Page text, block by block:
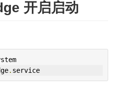
开启启动
. service